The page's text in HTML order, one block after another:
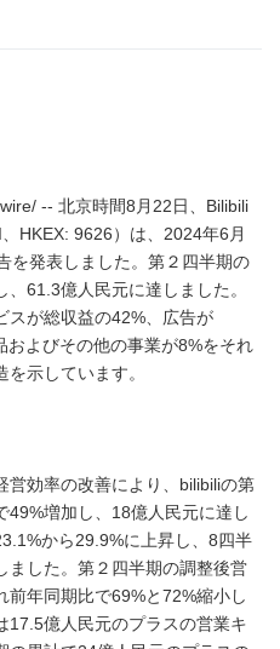
-- 北京時間8月22日、Bilibili
HKEX: 9626）は、2024年6月
を発表しました。第２四半期の
61.3億人民元に達しました。
スが総収益の42%、広告が
よびその他の事業が8%をそれ
示しています。
営効率の改善により、bilibiliの第
49%増加し、18億人民元に達し
から29.9%に上昇し、8四半
ました。第２四半期の調整後営
前年同期比で69%と72%縮小し
17.5億人民元のプラスの営業キ